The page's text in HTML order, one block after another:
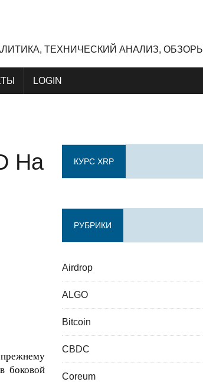
ТЕХНИЧЕСКИЙ АНАЛИЗ, ОБЗОРЫ
LOGIN
На
боковой
КУРС XRP
РУБРИКИ
Airdrop
ALGO
Bitcoin
CBDC
Coreum